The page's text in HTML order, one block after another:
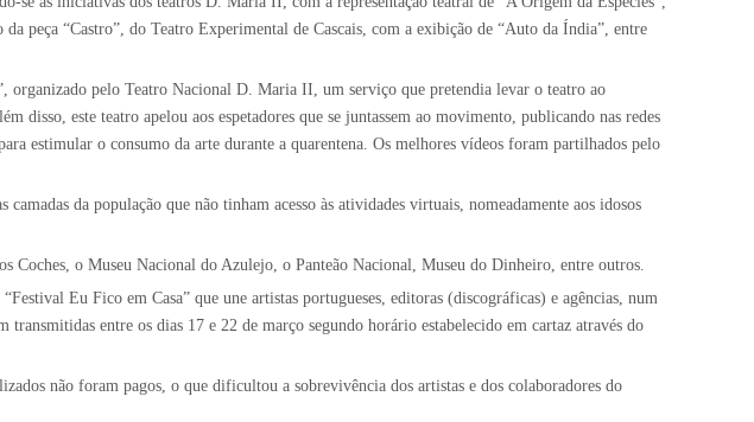
peça “Castro”, do Teatro Experimental de Cascais, com a exibição de “Auto da Índia”, entre
organizado pelo Teatro Nacional D. Maria II, um serviço que pretendia levar o teatro ao
disso, este teatro apelou aos espetadores que se juntassem ao movimento, publicando nas redes
estimular o consumo da arte durante a quarentena. Os melhores vídeos foram partilhados pelo
camadas da população que não tinham acesso às atividades virtuais, nomeadamente aos idosos
Coches, o Museu Nacional do Azulejo, o Panteão Nacional, Museu do Dinheiro, entre outros.
Eu Fico em Casa” que une artistas portugueses, editoras (discográficas) e agências, num
entre os dias 17 e 22 de março segundo horário estabelecido em cartaz através do
não foram pagos, o que dificultou a sobrevivência dos artistas e dos colaboradores do